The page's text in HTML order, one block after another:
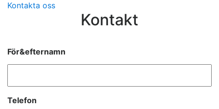
Kontakta oss
Kontakt
För&efternamn
Telefon